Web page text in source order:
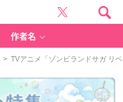
作者名
> TVアニメ「ゾンビランドサガ リ